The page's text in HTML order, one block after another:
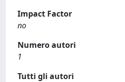
Impact Factor
no
Numero autori
1
Tutti gli autori